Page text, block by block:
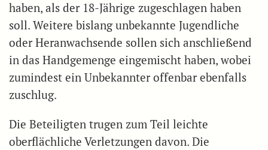
haben, als der 18-Jährige zugeschlagen haben
soll. Weitere bislang unbekannte Jugendliche
oder Heranwachsende sollen sich anschließend
in das Handgemenge eingemischt haben, wobei
zumindest ein Unbekannter offenbar ebenfalls
zuschlug.
Die Beteiligten trugen zum Teil leichte
oberflächliche Verletzungen davon. Die